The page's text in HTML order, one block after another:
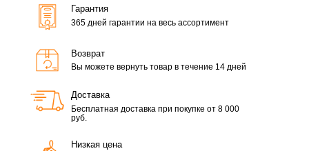
Гарантия
365 дней гарантии на весь ассортимент
Возврат
Вы можете вернуть товар в течение 14 дней
Доставка
Бесплатная доставка при покупке от 8 000
руб.
Низкая цена